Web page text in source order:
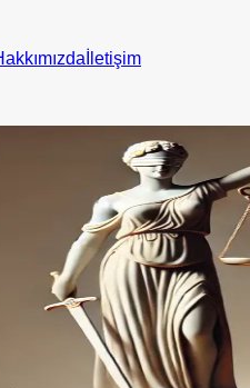
İletişim